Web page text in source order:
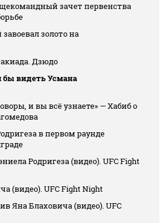
зачет первенства
золото на
Дзюдо
бы видеть Усмана
и вы всё узнаете» — Хабиб о
в первом раунде
Родригеза (видео). UFC Fight
(видео). UFC Fight Night
Яна Блаховича (видео). UFC